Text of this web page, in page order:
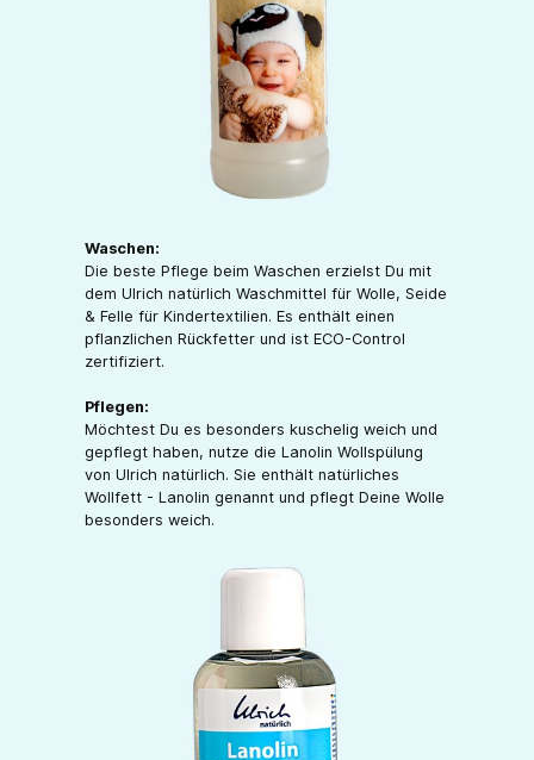
Waschen:
Die beste Pflege beim Waschen erzielst Du mit
dem Ulrich natürlich Waschmittel für Wolle, Seide
& Felle für Kindertextilien. Es enthält einen
pflanzlichen Rückfetter und ist ECO-Control
zertifiziert.
Pflegen:
Möchtest Du es besonders kuschelig weich und
gepflegt haben, nutze die Lanolin Wollspülung
von Ulrich natürlich. Sie enthält natürliches
Wollfett - Lanolin genannt und pflegt Deine Wolle
besonders weich.